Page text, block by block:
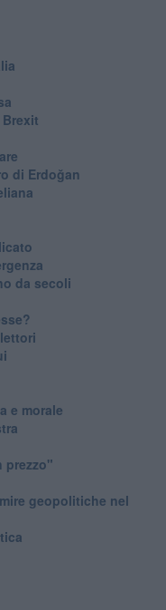
di Erdoğan
da secoli
e morale
prezzo"
geopolitiche nel